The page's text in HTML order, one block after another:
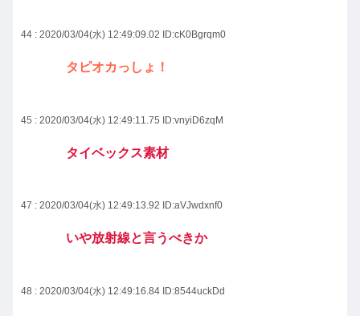
44 : 2020/03/04(水) 12:49:09.02 ID:cK0Bgrqm0
タピオカっしょ！
45 : 2020/03/04(水) 12:49:11.75 ID:vnyiD6zqM
タイベックス素材
47 : 2020/03/04(水) 12:49:13.92 ID:aVJwdxnf0
いや放射線と言うべきか
48 : 2020/03/04(水) 12:49:16.84 ID:8544uckDd